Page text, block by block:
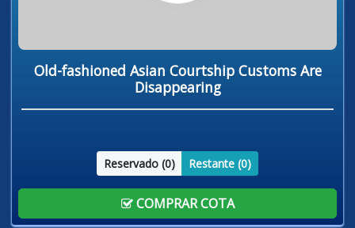
Old-fashioned Asian Courtship Customs Are
Disappearing
Reservado (0) Restante (0)
COMPRAR COTA